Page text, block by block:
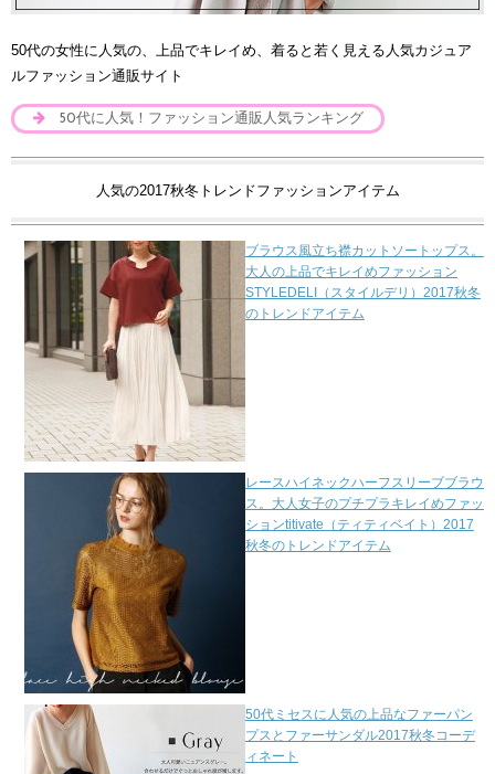
50代の女性に人気の、上品でキレイめ、着ると若く見える人気カジュア
ルファッション通販サイト
50代に人気！ファッション通販人気ランキング
人気の2017秋冬トレンドファッションアイテム
ブラウス風立ち襟カットソートップス。
大人の上品でキレイめファッション
STYLEDELI（スタイルデリ）2017秋冬
のトレンドアイテム
レースハイネックハーフスリーブブラウ
ス。大人女子のプチプラキレイめファッ
ションtitivate（ティティベイト）2017
秋冬のトレンドアイテム
50代ミセスに人気の上品なファーパン
プスとファーサンダル2017秋冬コーデ
ィネート